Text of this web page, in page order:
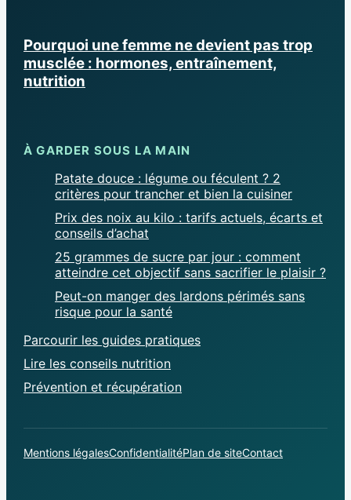
Pourquoi une femme ne devient pas trop
musclée : hormones, entraînement,
nutrition
À GARDER SOUS LA MAIN
Patate douce : légume ou féculent ? 2
critères pour trancher et bien la cuisiner
Prix des noix au kilo : tarifs actuels, écarts et
conseils d’achat
25 grammes de sucre par jour : comment
atteindre cet objectif sans sacrifier le plaisir ?
Peut-on manger des lardons périmés sans
risque pour la santé
Parcourir les guides pratiques
Lire les conseils nutrition
Prévention et récupération
Mentions légalesConfidentialitéPlan de siteContact